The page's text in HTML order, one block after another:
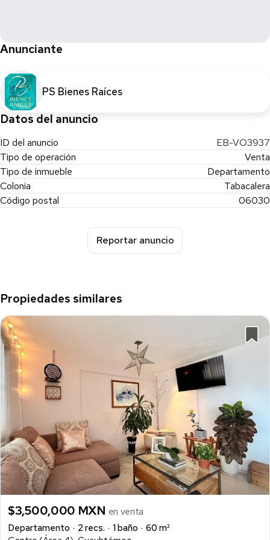
Anunciante
PS Bienes Raíces
Datos del anuncio
ID del anuncio
EB-VO3937
Tipo de operación
Venta
Tipo de inmueble
Departamento
Colonia
Tabacalera
Código postal
06030
Reportar anuncio
Propiedades similares
$3,500,000 MXN en venta
Departamento
2 recs. 1 baño
60 m²